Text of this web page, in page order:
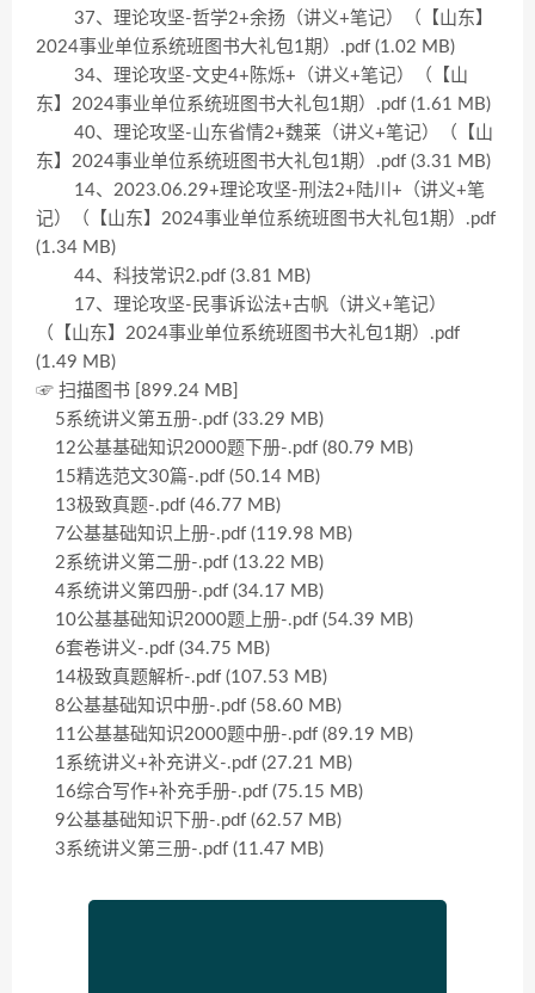
37、理论攻坚-哲学2+余扬（讲义+笔记）（【山东】
2024事业单位系统班图书大礼包1期）.pdf (1.02 MB)
34、理论攻坚-文史4+陈烁+（讲义+笔记）（【山
东】2024事业单位系统班图书大礼包1期）.pdf (1.61 MB)
40、理论攻坚-山东省情2+魏莱（讲义+笔记）（【山
东】2024事业单位系统班图书大礼包1期）.pdf (3.31 MB)
14、2023.06.29+理论攻坚-刑法2+陆川+（讲义+笔
记）（【山东】2024事业单位系统班图书大礼包1期）.pdf
(1.34 MB)
44、科技常识2.pdf (3.81 MB)
17、理论攻坚-民事诉讼法+古帆（讲义+笔记）
（【山东】2024事业单位系统班图书大礼包1期）.pdf
(1.49 MB)
☞ 扫描图书 [899.24 MB]
5系统讲义第五册-.pdf (33.29 MB)
12公基基础知识2000题下册-.pdf (80.79 MB)
15精选范文30篇-.pdf (50.14 MB)
13极致真题-.pdf (46.77 MB)
7公基基础知识上册-.pdf (119.98 MB)
2系统讲义第二册-.pdf (13.22 MB)
4系统讲义第四册-.pdf (34.17 MB)
10公基基础知识2000题上册-.pdf (54.39 MB)
6套卷讲义-.pdf (34.75 MB)
14极致真题解析-.pdf (107.53 MB)
8公基基础知识中册-.pdf (58.60 MB)
11公基基础知识2000题中册-.pdf (89.19 MB)
1系统讲义+补充讲义-.pdf (27.21 MB)
16综合写作+补充手册-.pdf (75.15 MB)
9公基基础知识下册-.pdf (62.57 MB)
3系统讲义第三册-.pdf (11.47 MB)